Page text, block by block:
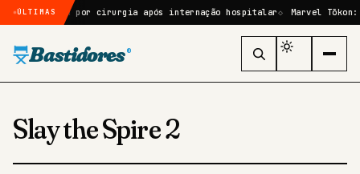
ÚLTIMAS
passará por cirurgia após internação hospitalar Marvel Tōkon:
Bastidores ®
Slay the Spire 2